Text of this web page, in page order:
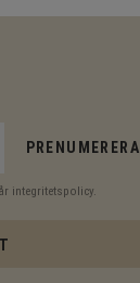
PRENUMERERA
integritetspolicy.